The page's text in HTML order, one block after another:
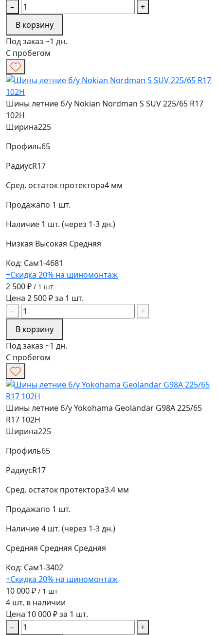
−
+
В корзину
Под заказ ~1 дн.
С пробегом
Шины летние б/у Nokian Nordman S SUV 225/65 R17
102H
Ширина225
Профиль65
РадиусR17
Сред. остаток протектора4 мм
Продажапо 1 шт.
Наличие 1 шт. (через 1-3 дн.)
Низкая Высокая Средняя
Код: Сам1-4681
+Скидка 20% на шиномонтаж
2 500 ₽ / 1 шт
Цена 2 500 ₽ за 1 шт.
−
+
В корзину
Под заказ ~1 дн.
С пробегом
Шины летние б/у Yokohama Geolandar G98A 225/65
R17 102H
Ширина225
Профиль65
РадиусR17
Сред. остаток протектора3.4 мм
Продажапо 1 шт.
Наличие4 шт. (через 1-3 дн.)
Средняя Средняя Средняя
Код: Сам1-3402
+Скидка 20% на шиномонтаж
10 000 ₽ / 1 шт
4 шт. в наличии
Цена 10 000 ₽ за 1 шт.
−
+